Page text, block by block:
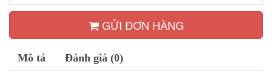
GỬI ĐƠN HÀNG
Mô tả Đánh giá (0)